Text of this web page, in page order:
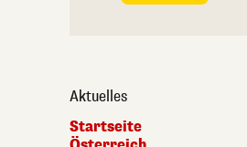
Aktuelles
Startseite